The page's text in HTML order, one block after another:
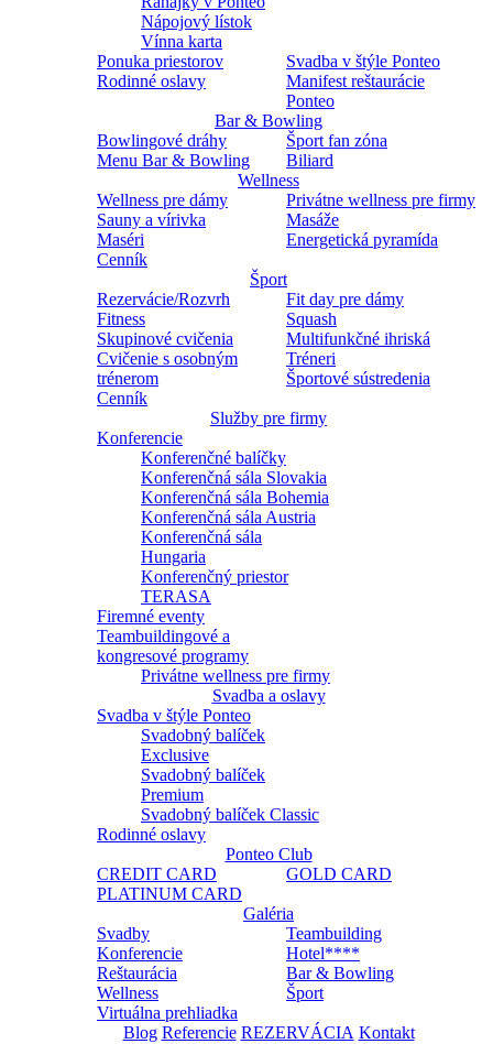
Nápojový lístok
Vínna karta
Ponuka priestorov
Svadba v štýle Ponteo
Rodinné oslavy
Manifest reštaurácie
Ponteo
Bar & Bowling
Bowlingové dráhy
Šport fan zóna
Menu Bar & Bowling
Biliard
Wellness
Wellness pre dámy
Privátne wellness pre firmy
Sauny a vírivka
Masáže
Maséri
Energetická pyramída
Cenník
Šport
Rezervácie/Rozvrh
Fit day pre dámy
Fitness
Squash
Skupinové cvičenia
Multifunkčné ihriská
Cvičenie s osobným
trénerom
Tréneri
Športové sústredenia
Cenník
Služby pre firmy
Konferencie
Konferenčné balíčky
Konferenčná sála Slovakia
Konferenčná sála Bohemia
Konferenčná sála Austria
Konferenčná sála
Hungaria
Konferenčný priestor
TERASA
Firemné eventy
Teambuildingové a
kongresové programy
Privátne wellness pre firmy
Svadba a oslavy
Svadba v štýle Ponteo
Svadobný balíček
Exclusive
Svadobný balíček
Premium
Svadobný balíček Classic
Rodinné oslavy
Ponteo Club
CREDIT CARD
GOLD CARD
PLATINUM CARD
Galéria
Svadby
Teambuilding
Konferencie
Hotel****
Reštaurácia
Bar & Bowling
Wellness
Šport
Virtuálna prehliadka
Blog Referencie REZERVÁCIA Kontakt